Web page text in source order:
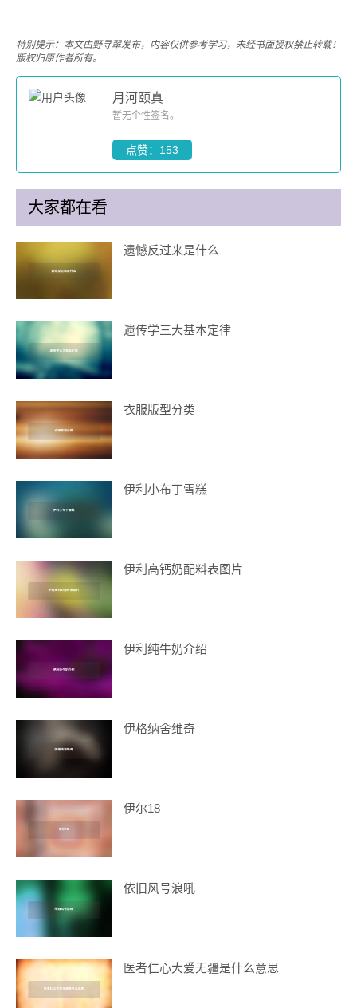
特别提示：本文由野寻翠发布，内容仅供参考学习，未经书面授权禁止转载！
版权归原作者所有。
月河颐真
暂无个性签名。
点赞：153
大家都在看
遗憾反过来是什么
遗传学三大基本定律
衣服版型分类
伊利小布丁雪糕
伊利高钙奶配料表图片
伊利纯牛奶介绍
伊格纳舍维奇
伊尔18
依旧风号浪吼
医者仁心大爱无疆是什么意思